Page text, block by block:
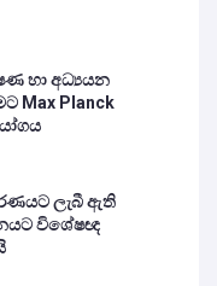
හා අධ්‍යයන
Max Planck
ලැබී ඇති
විශේෂඥ